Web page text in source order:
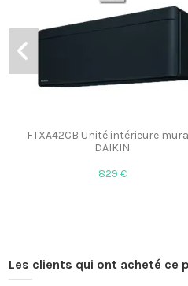
FTXA42CB Unité intérieure
DAIKIN
829 €
Les clients qui ont acheté ce